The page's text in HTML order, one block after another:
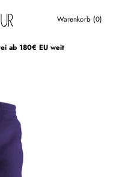
Warenkorb (0)
ab 180€ EU weit